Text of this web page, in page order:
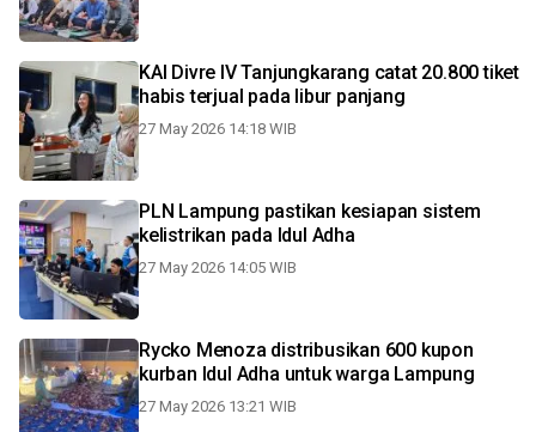
KAI Divre IV Tanjungkarang catat 20.800 tiket
habis terjual pada libur panjang
27 May 2026 14:18 WIB
PLN Lampung pastikan kesiapan sistem
kelistrikan pada Idul Adha
27 May 2026 14:05 WIB
Rycko Menoza distribusikan 600 kupon
kurban Idul Adha untuk warga Lampung
27 May 2026 13:21 WIB